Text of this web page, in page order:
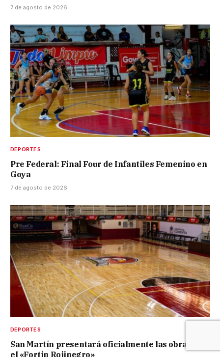
7 de agosto de 2026
DEPORTES
Pre Federal: Final Four de Infantiles Femenino en
Goya
7 de agosto de 2026
DEPORTES
San Martín presentará oficialmente las obras en
el «Fortín Rojinegro»